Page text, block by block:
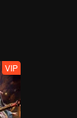
VIP